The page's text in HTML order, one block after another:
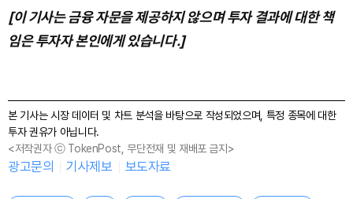
[이 기사는 금융 자문을 제공하지 않으며 투자 결과에 대한 책
임은 투자자 본인에게 있습니다.]
본 기사는 시장 데이터 및 차트 분석을 바탕으로 작성되었으며, 특정 종목에 대한
투자 권유가 아닙니다.
<저작권자 ⓒ TokenPost, 무단전재 및 재배포 금지>
광고문의 기사제보 보도자료